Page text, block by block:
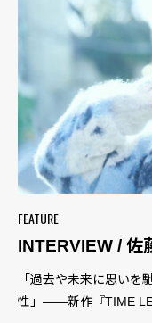
FEATURE
INTERVIEW / 佐
「過去や未来に思いを
性」――新作『TIME